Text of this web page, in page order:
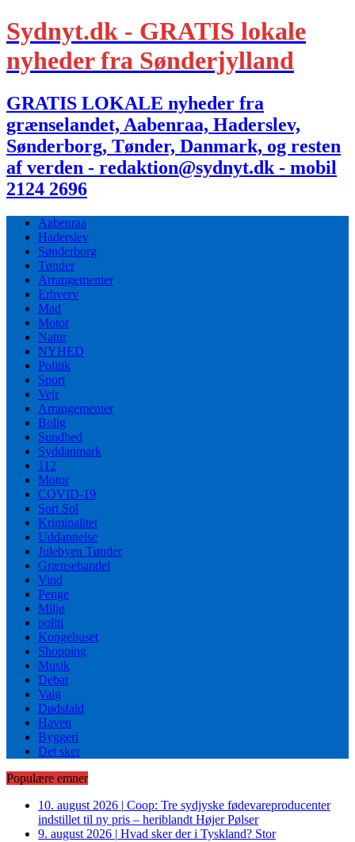
Sydnyt.dk - GRATIS lokale
nyheder fra Sønderjylland
GRATIS LOKALE nyheder fra
grænselandet, Aabenraa, Haderslev,
Sønderborg, Tønder, Danmark, og resten
af verden - redaktion@sydnyt.dk - mobil
2124 2696
Aabenraa
Haderslev
Sønderborg
Tønder
Arrangementer
Erhverv
Mad
Motor
Natur
NYHED
Politik
Sport
Vejr
Arrangementer
Bolig
Sundhed
Syddanmark
112
Motor
COVID-19
Sort Sol
Kriminalitet
Uddannelse
Julebyen Tønder
Grænsehandel
Vind
Penge
Miljø
politi
Kongehuset
Shopping
Musik
Debat
Valg
Dødsfald
Haven
Byggeri
Det sker
Populære emner
10. august 2026 | Coop: Tre sydjyske fødevareproducenter
indstillet til ny pris – heriblandt Højer Pølser
9. august 2026 | Hvad sker der i Tyskland? Stor